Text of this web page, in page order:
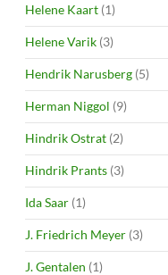
Helene Kaart (1)
Helene Varik (3)
Hendrik Narusberg (5)
Herman Niggol (9)
Hindrik Ostrat (2)
Hindrik Prants (3)
Ida Saar (1)
J. Friedrich Meyer (3)
J. Gentalen (1)